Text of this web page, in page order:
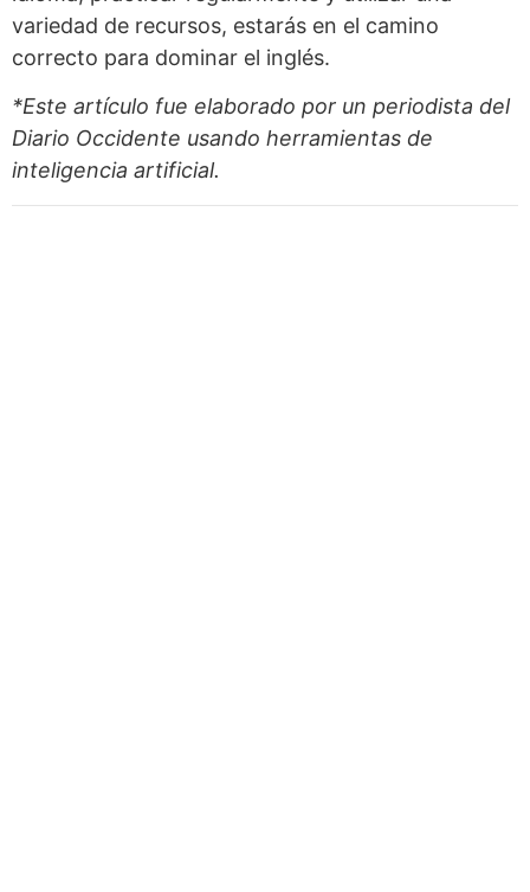
variedad de recursos, estarás en el camino
correcto para dominar el inglés.
*Este artículo fue elaborado por un periodista del
Diario Occidente usando herramientas de
inteligencia artificial.